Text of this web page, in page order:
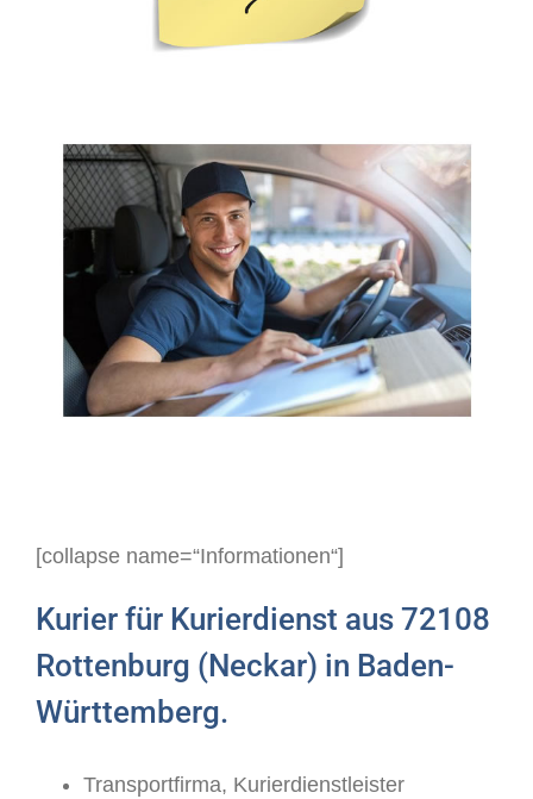
[collapse name=“Informationen“]
Kurier für Kurierdienst aus 72108
Rottenburg (Neckar) in Baden-
Württemberg.
Transportfirma, Kurierdienstleister